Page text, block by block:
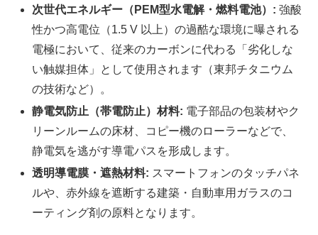
次世代エネルギー（PEM型水電解・燃料電池）: 強酸
性かつ高電位（1.5 V 以上）の過酷な環境に曝される
電極において、従来のカーボンに代わる「劣化しな
い触媒担体」として使用されます（東邦チタニウム
の技術など）。
静電気防止（帯電防止）材料: 電子部品の包装材やク
リーンルームの床材、コピー機のローラーなどで、
静電気を逃がす導電パスを形成します。
透明導電膜・遮熱材料: スマートフォンのタッチパネ
ルや、赤外線を遮断する建築・自動車用ガラスのコ
ーティング剤の原料となります。